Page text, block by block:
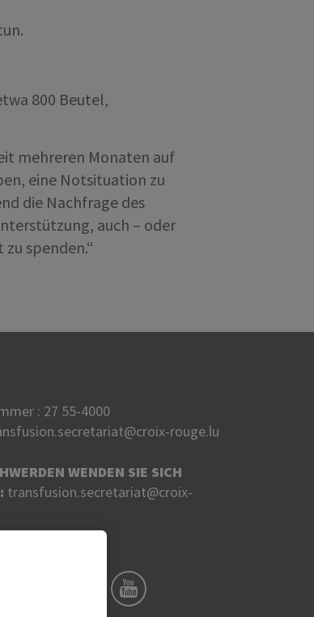
800 Beutel,
mehreren Monaten auf
eine Notsituation zu
die Nachfrage des
auch – oder
spenden.“
: 27 55-4000
rouge.lu
WENDEN SIE SICH
transfusion.secretariat@croix-